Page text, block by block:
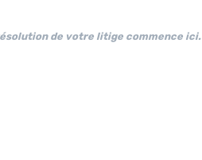
de votre litige commence ici.